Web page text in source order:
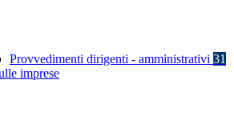
Provvedimenti dirigenti - amministrativi 31
imprese